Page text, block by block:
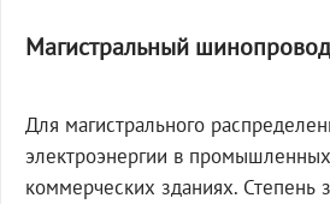
Магистральный шинопровод
Для магистрального
электроэнергии в
коммерческих зданиях. Степень